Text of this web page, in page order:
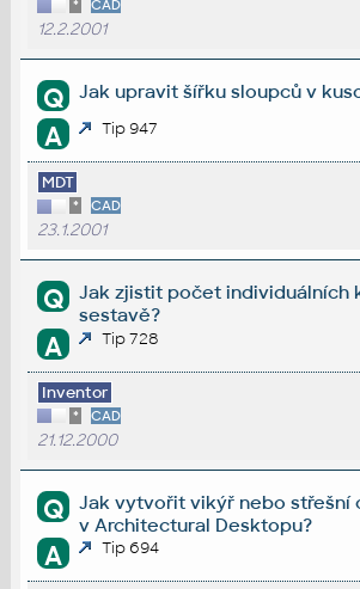
* CAD
12.2.2001
Q Jak upravit šířku sloupců v
A Tip 947
MDT
* CAD
23.1.2001
Q
Jak zjistit počet individuálních
sestavě?
A Tip 728
Inventor
* CAD
21.12.2000
Q
Jak vytvořit vikýř nebo střešní
v Architectural Desktopu?
A Tip 694